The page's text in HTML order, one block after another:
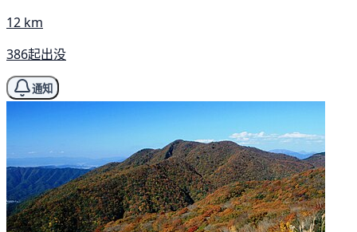
12 km
386起出没
通知